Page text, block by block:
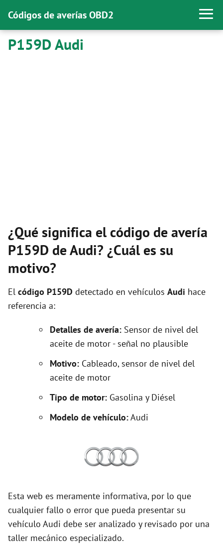
Códigos de averías OBD2
P159D Audi
¿Qué significa el código de avería
P159D de Audi? ¿Cuál es su
motivo?
El código P159D detectado en vehículos Audi hace
referencia a:
Detalles de avería: Sensor de nivel del
aceite de motor - señal no plausible
Motivo: Cableado, sensor de nivel del
aceite de motor
Tipo de motor: Gasolina y Diésel
Modelo de vehículo:Audi
Esta web es meramente informativa, por lo que
cualquier fallo o error que pueda presentar su
vehículo Audi debe ser analizado y revisado por una
taller mecánico especializado.